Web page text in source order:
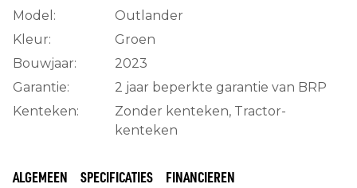
Model:
Outlander
Kleur:
Groen
Bouwjaar:
2023
Garantie:
2 jaar beperkte garantie van BRP
Kenteken:
Zonder kenteken, Tractor-
kenteken
ALGEMEEN SPECIFICATIES FINANCIEREN